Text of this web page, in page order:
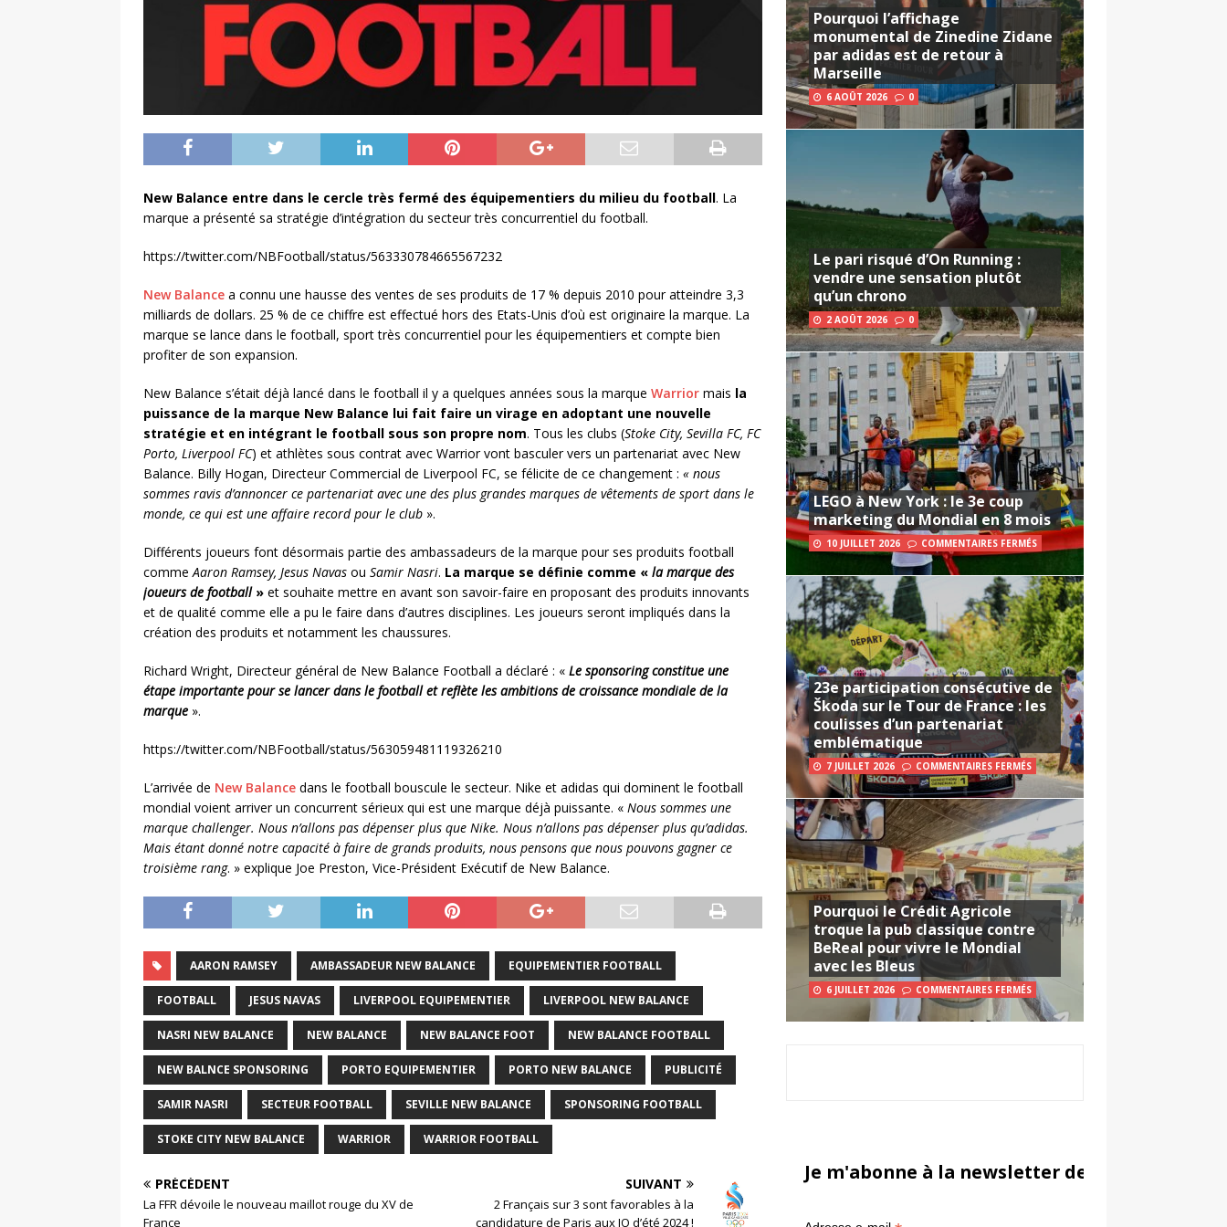
New Balance entre dans le cercle très fermé des équipementiers du milieu du football. La
marque a présenté sa stratégie d’intégration du secteur très concurrentiel du football.
https://twitter.com/NBFootball/status/563330784665567232
New Balance a connu une hausse des ventes de ses produits de 17 % depuis 2010 pour atteindre 3,3
milliards de dollars. 25 % de ce chiffre est effectué hors des Etats-Unis d’où est originaire la marque. La
marque se lance dans le football, sport très concurrentiel pour les équipementiers et compte bien
profiter de son expansion.
New Balance s’était déjà lancé dans le football il y a quelques années sous la marque Warrior mais la
puissance de la marque New Balance lui fait faire un virage en adoptant une nouvelle
stratégie et en intégrant le football sous son propre nom. Tous les clubs (Stoke City, Sevilla FC, FC
Porto, Liverpool FC) et athlètes sous contrat avec Warrior vont basculer vers un partenariat avec New
Balance. Billy Hogan, Directeur Commercial de Liverpool FC, se félicite de ce changement : « nous
sommes ravis d’annoncer ce partenariat avec une des plus grandes marques de vêtements de sport dans le
monde, ce qui est une affaire record pour le club ».
Différents joueurs font désormais partie des ambassadeurs de la marque pour ses produits football
commeAaron Ramsey, Jesus Navas ou Samir Nasri. La marque se définie comme « la marque des
joueurs de football » et souhaite mettre en avant son savoir-faire en proposant des produits innovants
et de qualité comme elle a pu le faire dans d’autres disciplines. Les joueurs seront impliqués dans la
création des produits et notamment les chaussures.
Richard Wright, Directeur général de New Balance Football a déclaré : « Le sponsoring constitue une
étape importante pour se lancer dans le football et reflète les ambitions de croissance mondiale de la
marque ».
https://twitter.com/NBFootball/status/563059481119326210
L’arrivée de New Balance dans le football bouscule le secteur. Nike et adidas qui dominent le football
mondial voient arriver un concurrent sérieux qui est une marque déjà puissante. « Nous sommes une
marque challenger. Nous n’allons pas dépenser plus que Nike. Nous n’allons pas dépenser plus qu’adidas.
Mais étant donné notre capacité à faire de grands produits, nous pensons que nous pouvons gagner ce
troisième rang. » explique Joe Preston, Vice-Président Exécutif de New Balance.
AARON RAMSEY AMBASSADEUR NEW BALANCE EQUIPEMENTIER FOOTBALL
FOOTBALL JESUS NAVAS LIVERPOOL EQUIPEMENTIER LIVERPOOL NEW BALANCE
NASRI NEW BALANCE NEW BALANCE NEW BALANCE FOOT NEW BALANCE FOOTBALL
NEW BALNCE SPONSORING PORTO EQUIPEMENTIER PORTO NEW BALANCE PUBLICITÉ
SAMIR NASRI SECTEUR FOOTBALL SEVILLE NEW BALANCE SPONSORING FOOTBALL
STOKE CITY NEW BALANCE WARRIOR WARRIOR FOOTBALL
PRÉCÉDENT
La FFR dévoile le nouveau maillot rouge du XV de
France
SUIVANT
2 Français sur 3 sont favorables à la
candidature de Paris aux JO d’été 2024 !
Pourquoi l’affichage
monumental de Zinedine Zidane
par adidas est de retour à
Marseille
6 AOÛT 2026 0
Le pari risqué d’On Running :
vendre une sensation plutôt
qu’un chrono
2 AOÛT 2026 0
LEGO à New York : le 3e coup
marketing du Mondial en 8 mois
10 JUILLET 2026 COMMENTAIRES FERMÉS
23e participation consécutive de
Škoda sur le Tour de France : les
coulisses d’un partenariat
emblématique
7 JUILLET 2026 COMMENTAIRES FERMÉS
Pourquoi le Crédit Agricole
troque la pub classique contre
BeReal pour vivre le Mondial
avec les Bleus
6 JUILLET 2026 COMMENTAIRES FERMÉS
Je m'abonne à la newsletter de